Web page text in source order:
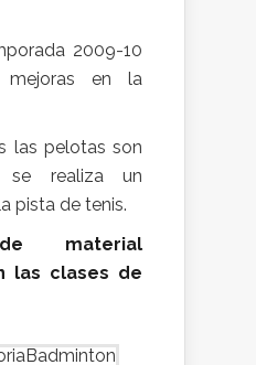
2009-10
mejoras en la
las pelotas son
se realiza un
pista de tenis.
material
las clases de